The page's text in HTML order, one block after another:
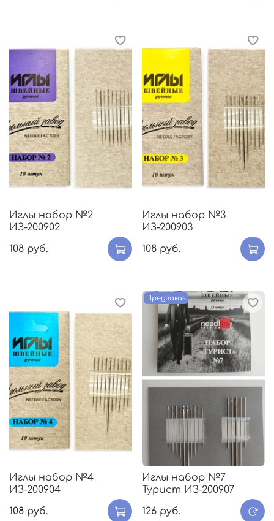
Иглы набор №2
ИЗ-200902
108 руб.
Иглы набор №3
ИЗ-200903
108 руб.
Иглы набор №4
ИЗ-200904
108 руб.
Предзаказ
Иглы набор №7
Турист ИЗ-200907
126 руб.